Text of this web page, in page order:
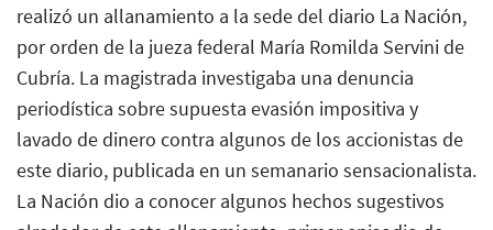
realizó un allanamiento a la sede del diario La Nación,
por orden de la jueza federal María Romilda Servini de
Cubría. La magistrada investigaba una denuncia
periodística sobre supuesta evasión impositiva y
lavado de dinero contra algunos de los accionistas de
este diario, publicada en un semanario sensacionalista.
La Nación dio a conocer algunos hechos sugestivos